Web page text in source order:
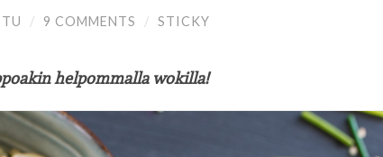
/ 9 COMMENTS / STICKY
helpommalla wokilla!